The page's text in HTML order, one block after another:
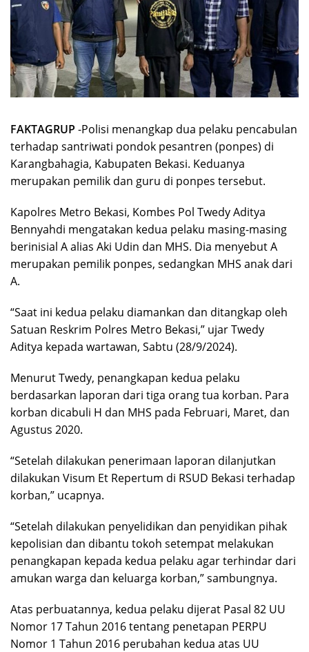
FAKTAGRUP -Polisi menangkap dua pelaku pencabulan
terhadap santriwati pondok pesantren (ponpes) di
Karangbahagia, Kabupaten Bekasi. Keduanya
merupakan pemilik dan guru di ponpes tersebut.
Kapolres Metro Bekasi, Kombes Pol Twedy Aditya
Bennyahdi mengatakan kedua pelaku masing-masing
berinisial A alias Aki Udin dan MHS. Dia menyebut A
merupakan pemilik ponpes, sedangkan MHS anak dari
A.
“Saat ini kedua pelaku diamankan dan ditangkap oleh
Satuan Reskrim Polres Metro Bekasi,” ujar Twedy
Aditya kepada wartawan, Sabtu (28/9/2024).
Menurut Twedy, penangkapan kedua pelaku
berdasarkan laporan dari tiga orang tua korban. Para
korban dicabuli H dan MHS pada Februari, Maret, dan
Agustus 2020.
“Setelah dilakukan penerimaan laporan dilanjutkan
dilakukan Visum Et Repertum di RSUD Bekasi terhadap
korban,” ucapnya.
“Setelah dilakukan penyelidikan dan penyidikan pihak
kepolisian dan dibantu tokoh setempat melakukan
penangkapan kepada kedua pelaku agar terhindar dari
amukan warga dan keluarga korban,” sambungnya.
Atas perbuatannya, kedua pelaku dijerat Pasal 82 UU
Nomor 17 Tahun 2016 tentang penetapan PERPU
Nomor 1 Tahun 2016 perubahan kedua atas UU